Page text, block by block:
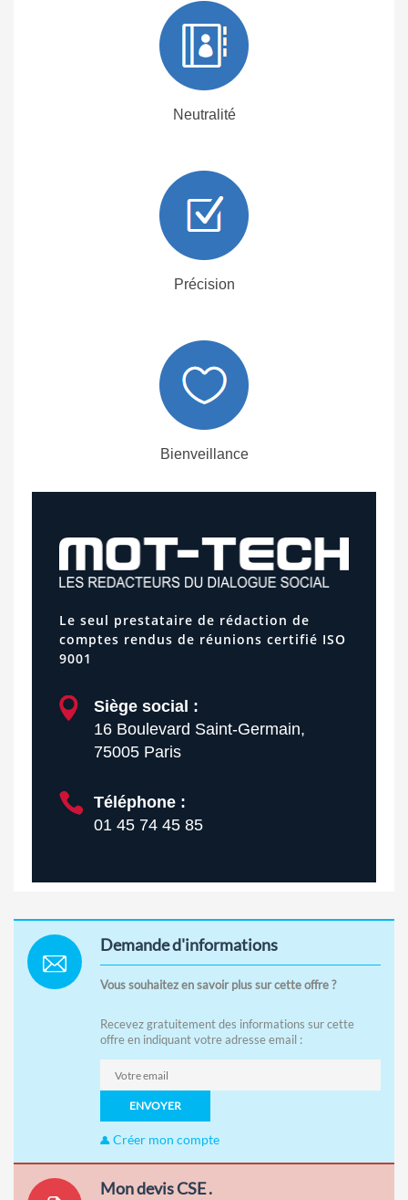
Neutralité
Précision
Bienveillance
Le seul prestataire de rédaction de
comptes rendus de réunions certifié ISO
9001
Siège social :
16 Boulevard Saint-Germain,
75005 Paris
Téléphone :
01 45 74 45 85
Demande d'informations
Vous souhaitez en savoir plus sur cette offre ?
Recevez gratuitement des informations sur cette
offre en indiquant votre adresse email :
ENVOYER
Créer mon compte
Mon devis CSE .